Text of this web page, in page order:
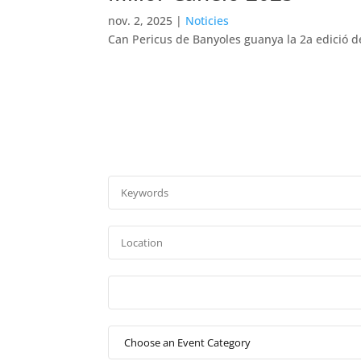
nov. 2, 2025 | Noticies
Can Pericus de Banyoles guanya la 2a edició